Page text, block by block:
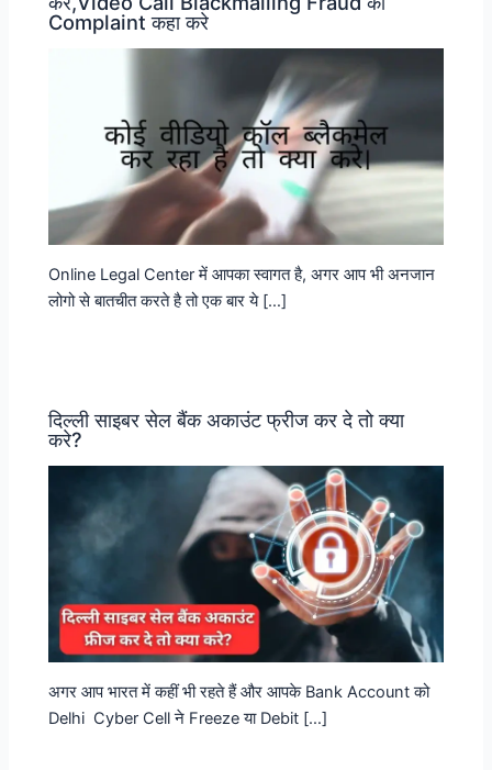
Complaint कहा करे
Online Legal Center में आपका स्वागत है, अगर आप भी अनजान
लोगो से बातचीत करते है तो एक बार ये […]
दिल्ली साइबर सेल बैंक अकाउंट फ्रीज कर दे तो क्या
करे?
अगर आप भारत में कहीं भी रहते हैं और आपके Bank Account को
Delhi Cyber Cell ने Freeze या Debit […]